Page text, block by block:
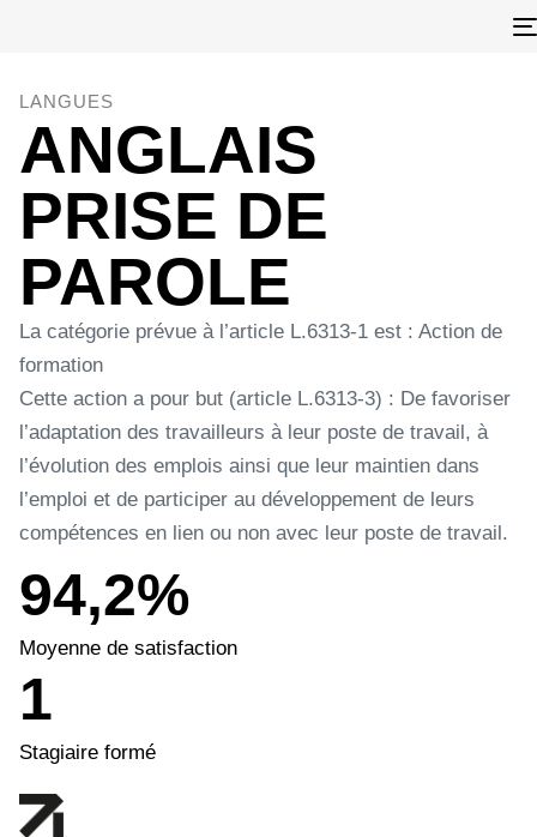
LANGUES
ANGLAIS
PRISE DE
PAROLE
La catégorie prévue à l’article L.6313-1 est : Action de
formation
Cette action a pour but (article L.6313-3) : De favoriser
l’adaptation des travailleurs à leur poste de travail, à
l’évolution des emplois ainsi que leur maintien dans
l’emploi et de participer au développement de leurs
compétences en lien ou non avec leur poste de travail.
94,2%
Moyenne de satisfaction
1
Stagiaire formé